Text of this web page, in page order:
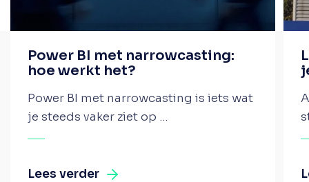
Power BI met narrowcasting:
hoe werkt het?
Power BI met narrowcasting is iets wat
je steeds vaker ziet op ...
Lees verder